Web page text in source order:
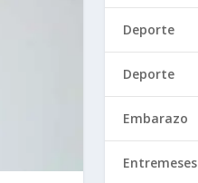
Deporte
Deporte
Embarazo
Entremeses